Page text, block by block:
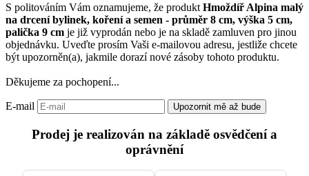
S politováním Vám oznamujeme, že produkt Hmoždíř Alpina malý
na drcení bylinek, koření a semen - průměr 8 cm, výška 5 cm,
palička 9 cm je již vyprodán nebo je na skladě zamluven pro jinou
objednávku. Uveďte prosím Vaši e-mailovou adresu, jestliže chcete
být upozorněn(a), jakmile dorazí nové zásoby tohoto produktu.
Děkujeme za pochopení...
E-mail Upozornit mě až bude
Prodej je realizován na základě osvědčení a
oprávnění